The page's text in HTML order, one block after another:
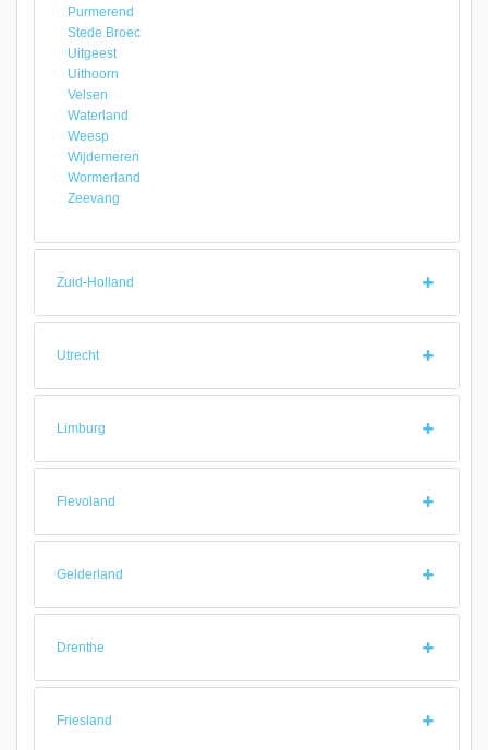
Purmerend
Stede Broec
Uitgeest
Uithoorn
Velsen
Waterland
Weesp
Wijdemeren
Wormerland
Zeevang
Zuid-Holland
Utrecht
Limburg
Flevoland
Gelderland
Drenthe
Friesland